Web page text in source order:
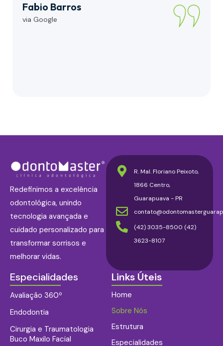
Fabio Barros
via Google
Redefinimos a excelência
odontológica, unindo
tecnologia avançada e
cuidado personalizado para
transformar sorrisos e
melhorar vidas.
R. Mal. Floriano Peixoto,
1866 Centro,
Guarapuava - PR
(42) 3035-8500 (42)
3623-8107
Links Úteis
Home
Sobre Nós
Estrutura
Especialidades
Especialidades
Avaliação 360º
Endodontia
Cirurgia e Traumatologia
Buco Maxilo Facial